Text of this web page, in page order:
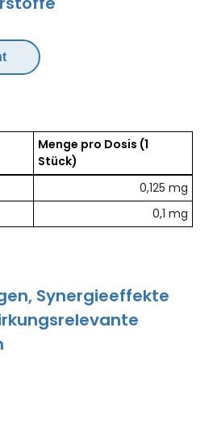
Nährstoffe pro Dosis
Menge pro Dosis (1
Stück)
0,125 mg
0,1 mg
Synergieeffekte